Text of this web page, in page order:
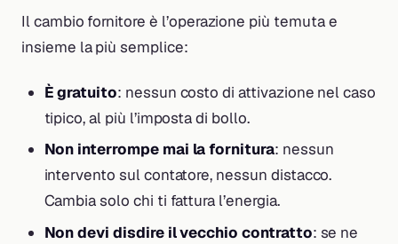
Il cambio fornitore è l’operazione più temuta e
insieme la più semplice:
È gratuito: nessun costo di attivazione nel caso
tipico, al più l’imposta di bollo.
Non interrompe mai la fornitura: nessun
intervento sul contatore, nessun distacco.
Cambia solo chi ti fattura l’energia.
Non devi disdire il vecchio contratto: se ne